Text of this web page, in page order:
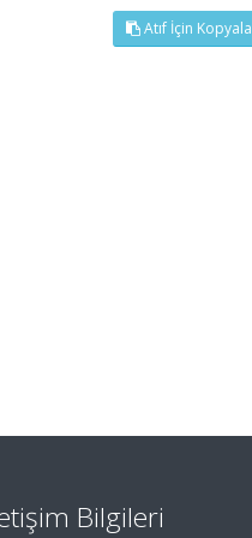
Atıf İçin Kopyala
Bilgileri